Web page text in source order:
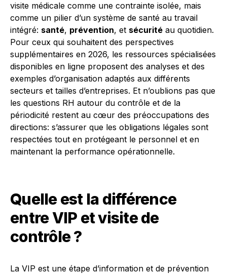
visite médicale comme une contrainte isolée, mais
comme un pilier d’un système de santé au travail
intégré: santé, prévention, et sécurité au quotidien.
Pour ceux qui souhaitent des perspectives
supplémentaires en 2026, les ressources spécialisées
disponibles en ligne proposent des analyses et des
exemples d’organisation adaptés aux différents
secteurs et tailles d’entreprises. Et n’oublions pas que
les questions RH autour du contrôle et de la
périodicité restent au cœur des préoccupations des
directions: s’assurer que les obligations légales sont
respectées tout en protégeant le personnel et en
maintenant la performance opérationnelle.
Quelle est la différence
entre VIP et visite de
contrôle ?
La VIP est une étape d’information et de prévention